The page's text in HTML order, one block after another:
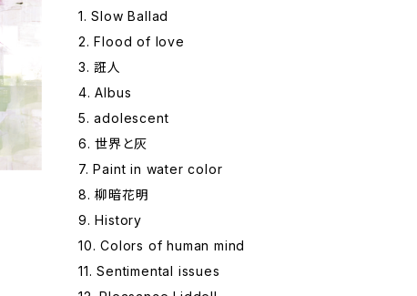
1. Slow Ballad
2. Flood of love
3. 誑人
4. Albus
5. adolescent
6. 世界と灰
7. Paint in water color
8. 柳暗花明
9. History
10. Colors of human mind
11. Sentimental issues